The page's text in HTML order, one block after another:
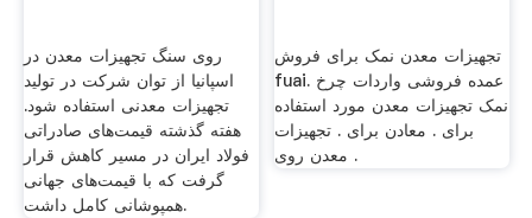
روی سنگ تجهیزات معدن در
اسپانیا از توان شرکت در تولید
تجهیزات معدنی استفاده شود.
هفته گذشته قیمت‌های صادراتی
فولاد ایران در مسیر کاهش قرار
گرفت که با قیمت‌های جهانی
همپوشانی کامل داشت.
تجهیزات معدن نمک برای فروش
fuai. عمده فروشی واردات چرخ
نمک تجهیزات معدن مورد استفاده
برای . معادن برای . تجهیزات
معدن روی .